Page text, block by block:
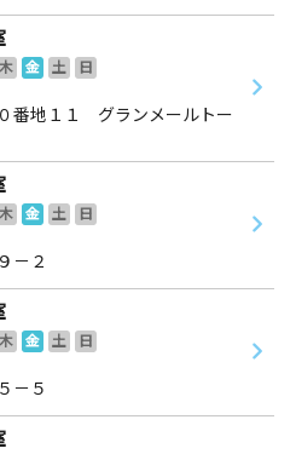
木 金 土
日
番地１１ グランメールトー
木 金 土
日
－２
木 金 土
日
－５